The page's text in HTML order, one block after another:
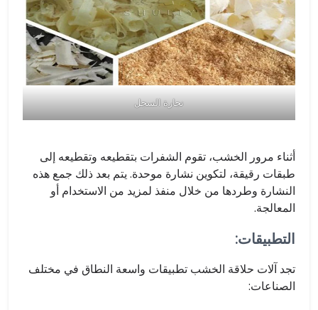
نجارة السجل
أثناء مرور الخشب، تقوم الشفرات بتقطيعه وتقطيعه إلى
طبقات رقيقة، لتكوين نشارة موحدة. يتم بعد ذلك جمع هذه
النشارة وطردها من خلال منفذ لمزيد من الاستخدام أو
المعالجة.
التطبيقات:
تجد آلات حلاقة الخشب تطبيقات واسعة النطاق في مختلف
الصناعات: